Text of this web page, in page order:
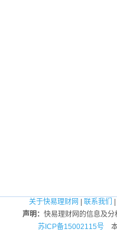
关于快易理财网 联系我们
声明： 快易理财网的信息及分
苏ICP备15002115号本